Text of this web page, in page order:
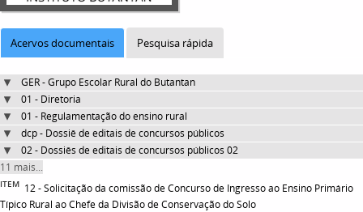
Acervos documentais Pesquisa rápida
GER - Grupo Escolar Rural do Butantan
01 - Diretoria
01 - Regulamentação do ensino rural
dcp - Dossiê de editais de concursos públicos
02 - Dossiês de editais de concursos públicos 02
11 mais...
ITEM 12 - Solicitação da comissão de Concurso de Ingresso ao Ensino Primário
Típico Rural ao Chefe da Divisão de Conservação do Solo